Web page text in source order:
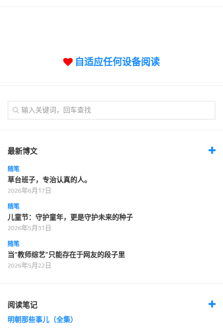
自适应任何设备阅读
最新博文
随笔
草台班子，专治认真的人。
2026年6月17日
随笔
儿童节：守护童年，更是守护未来的种子
2026年5月31日
随笔
当“教师综艺”只能存在于网友的段子里
2026年5月22日
阅读笔记
明朝那些事儿（全集）